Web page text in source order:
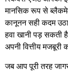
मानसिक रूप से
कानूनन सही कदम
हवा खानी पड़ सकती
अपनी वित्तीय
जब आप पूरी तरह